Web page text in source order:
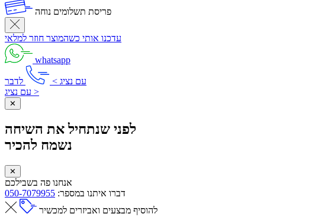
פריסת תשלומים נוחה
עדכנו אותי כשהמוצר חוזר למלאי
whatsapp
עם נציג >
לדבר
עם נציג >
✕
לפני שנתחיל את השיחה
נשמח להכיר
✕
אנחנו פה בשבילכם
דברו איתנו במספר: 050-7079955
להוסיף מבצעים ואביזרים למכשיר